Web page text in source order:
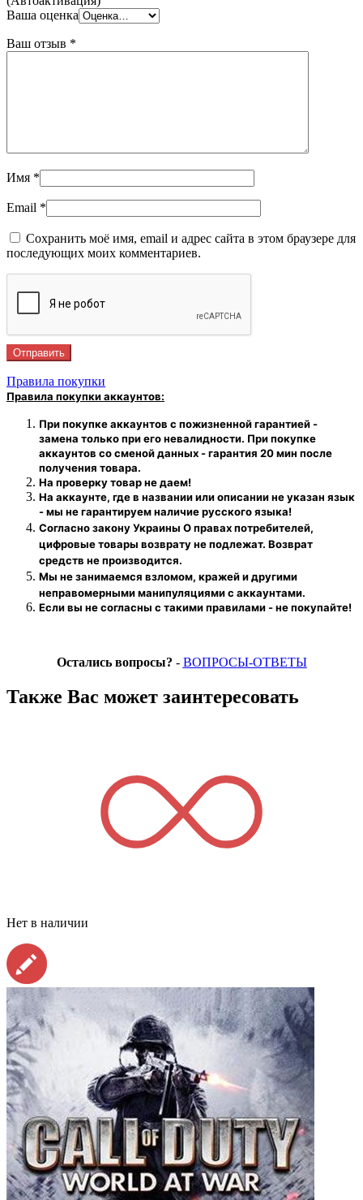
Ваша оценка
Ваш отзыв *
Имя *
Email *
Сохранить моё имя, email и адрес сайта в этом браузере для
последующих моих комментариев.
Правила покупки
Правила покупки аккаунтов:
При покупке аккаунтов с пожизненной гарантией -
замена только при его невалидности. При покупке
аккаунтов со сменой данных - гарантия 20 мин после
получения товара.
На проверкутоварне даем!
На аккаунте, где в названии или описании не указан язык
- мы не гарантируем наличие русского языка!
Согласно закону Украины О правах потребителей,
цифровые товары возврату не подлежат. Возврат
средств не производится.
Мы не занимаемся взломом, кражей и другими
неправомерными манипуляциями с аккаунтами.
Если вы не согласны с такими правилами - не покупайте!
Остались вопросы? - ВОПРОСЫ-ОТВЕТЫ
Также Вас может заинтересовать
Нет в наличии